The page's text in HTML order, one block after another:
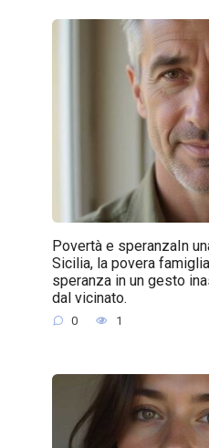
Povertà e speranzaIn
Sicilia, la povera
speranza in un gesto
dal vicinato.
0 1